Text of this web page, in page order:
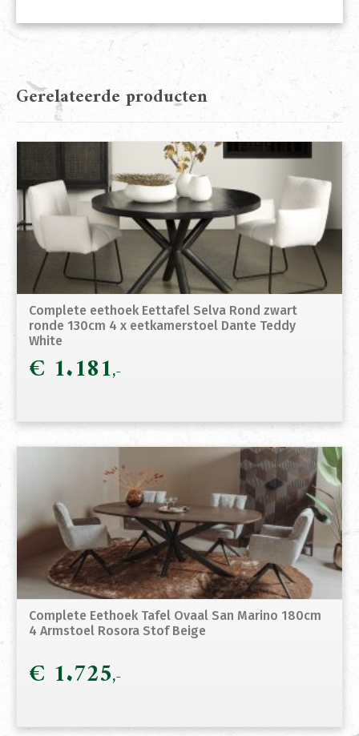
Gerelateerde producten
Complete eethoek Eettafel Selva Rond zwart
ronde 130cm 4 x eetkamerstoel Dante Teddy
White
€ 1.181
Complete Eethoek Tafel Ovaal San Marino 180cm
4 Armstoel Rosora Stof Beige
€ 1.725